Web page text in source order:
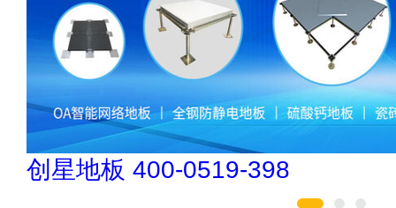
民兴电缆 400-188-3331